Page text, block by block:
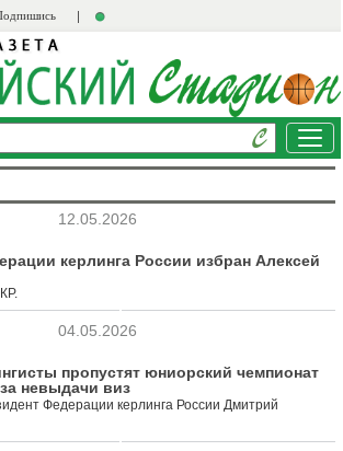
12.05.2026
керлинга России избран Алексей
04.05.2026
пропустят юниорский чемпионат
невыдачи виз
Федерации керлинга России Дмитрий